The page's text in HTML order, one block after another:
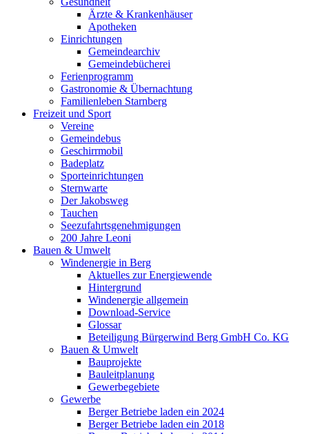
Ärzte & Krankenhäuser
Apotheken
Einrichtungen
Gemeindearchiv
Gemeindebücherei
Ferienprogramm
Gastronomie & Übernachtung
Familienleben Starnberg
Freizeit und Sport
Vereine
Gemeindebus
Geschirrmobil
Badeplatz
Sporteinrichtungen
Sternwarte
Der Jakobsweg
Tauchen
Seezufahrtsgenehmigungen
200 Jahre Leoni
Bauen & Umwelt
Windenergie in Berg
Aktuelles zur Energiewende
Hintergrund
Windenergie allgemein
Download-Service
Glossar
Beteiligung Bürgerwind Berg GmbH Co. KG
Bauen & Umwelt
Bauprojekte
Bauleitplanung
Gewerbegebiete
Gewerbe
Berger Betriebe laden ein 2024
Berger Betriebe laden ein 2018